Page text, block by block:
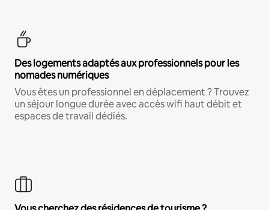
Des logements adaptés aux professionnels pour les
nomades numériques
Vous êtes un professionnel en déplacement ? Trouvez
un séjour longue durée avec accès wifi haut débit et
espaces de travail dédiés.